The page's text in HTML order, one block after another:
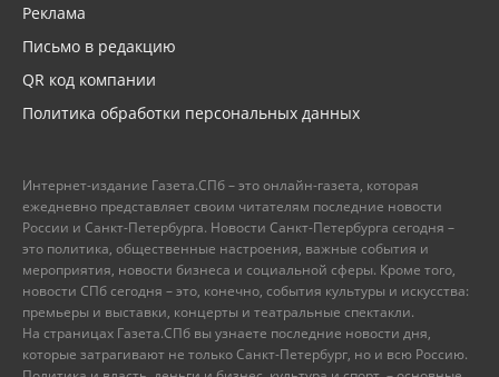
Реклама
Письмо в редакцию
QR код компании
Политика обработки персональных данных
Интернет-издание Газета.СПб – это онлайн-газета, которая
ежедневно представляет своим читателям последние новости
России и Санкт-Петербурга. Новости Санкт-Петербурга сегодня –
это политика, общественные настроения, важные события и
мероприятия, новости бизнеса и социальной сферы. Кроме того,
новости СПб сегодня – это, конечно, события культуры и искусства:
премьеры и выставки, концерты и театральные спектакли.
На страницах Газета.СПб вы узнаете последние новости дня,
которые затрагивают не только Санкт-Петербург, но и всю Россию.